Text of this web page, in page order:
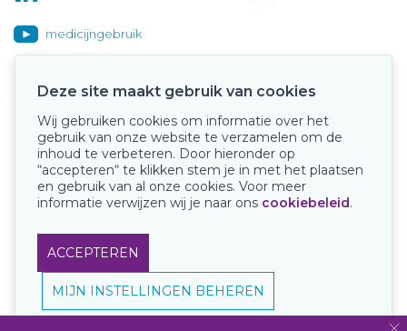
medicijngebruik
Onze keurmerken
Deze site maakt gebruik van cookies
Wij gebruiken cookies om informatie over het
gebruik van onze website te verzamelen om de
inhoud te verbeteren. Door hieronder op
“accepteren“ te klikken stem je in met het plaatsen
en gebruik van al onze cookies. Voor meer
informatie verwijzen wij je naar ons cookiebeleid.
ACCEPTEREN
MIJN INSTELLINGEN BEHEREN